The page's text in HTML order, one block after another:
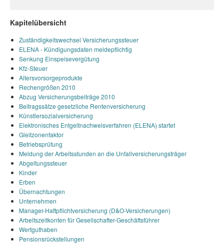
Kapitelübersicht
Zuständigkeitswechsel Versicherungssteuer
ELENA - Kündigungsdaten meldepflichtig
Senkung Einspeisevergütung
Kfz-Steuer
Altersvorsorgeprodukte
Rechengrößen 2010
Abzug Versicherungsbeiträge 2010
Beitragssätze gesetzliche Rentenversicherung
Künstlersozialversicherung
Elektronisches Entgeltnachweisverfahren (ELENA) startet
Gleitzonenfaktor
Betriebsprüfung
Meldung der Arbeitsstunden an die Unfallversicherungsträger
Abgeltungssteuer
Kinder
Erben
Übernachtungen
Unternehmen
Manager-Haftpflichtversicherung (D&O-Versicherungen)
Arbeitszeitkonten für Gesellschafter-Geschäftsführer
Wertguthaben
Pensionsrückstellungen